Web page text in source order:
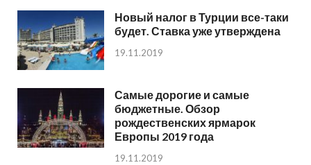
Новый налог в Турции все-таки
будет. Ставка уже утверждена
19.11.2019
Самые дорогие и самые
бюджетные. Обзор
рождественских ярмарок
Европы 2019 года
19.11.2019